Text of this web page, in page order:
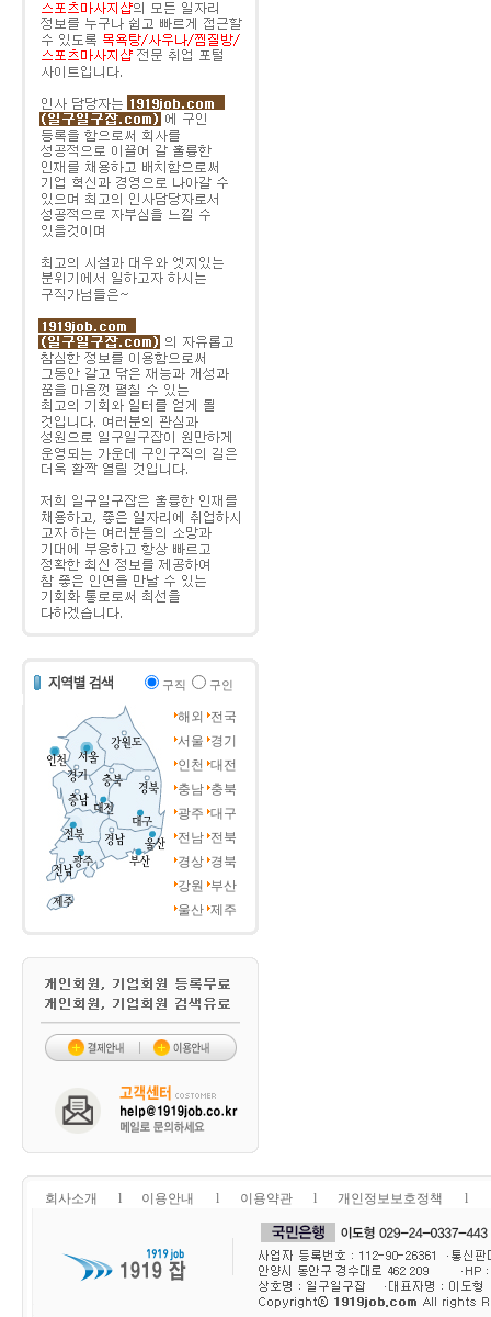
구직 구인
해외
전국
서울 경기
인천 대전
충남 충북
광주 대구
전남 전북
경상 경북
강원
부산
울산 제주
회사소개 l 이용안내 l 이용약관 l 개인정보보호정책 l